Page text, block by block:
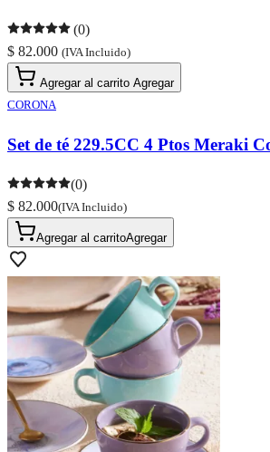
(0)
$ 82.000 (IVA Incluido)
Agregar al carrito Agregar
CORONA
Set de té 229.5CC 4 Ptos Meraki
(0)
$ 82.000(IVA Incluido)
Agregar al carritoAgregar